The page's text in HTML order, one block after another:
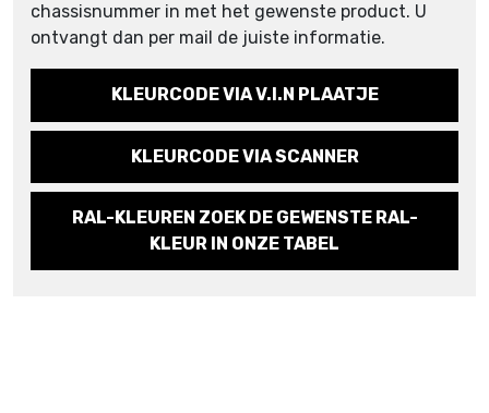
chassisnummer in met het gewenste product. U
ontvangt dan per mail de juiste informatie.
KLEURCODE VIA V.I.N PLAATJE
KLEURCODE VIA SCANNER
RAL-KLEUREN ZOEK DE GEWENSTE RAL-
KLEUR IN ONZE TABEL